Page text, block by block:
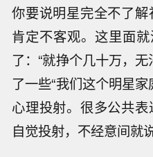
你要说明星完全不了
肯定不客观。这里面
了：“就挣个几十万，
了一些“我们这个明星
心理投射。很多公共
自觉投射，不经意间就